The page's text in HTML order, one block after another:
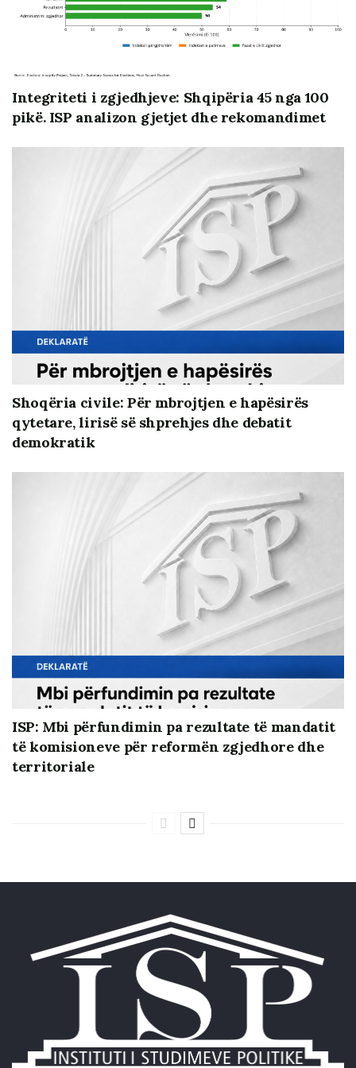
Integriteti i zgjedhjeve: Shqipëria 45 nga 100
pikë. ISP analizon gjetjet dhe rekomandimet
Shoqëria civile: Për mbrojtjen e hapësirës
qytetare, lirisë së shprehjes dhe debatit
demokratik
ISP: Mbi përfundimin pa rezultate të mandatit
të komisioneve për reformën zgjedhore dhe
territoriale